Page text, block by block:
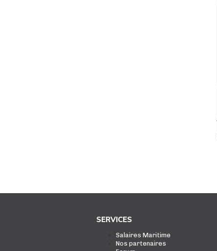
SERVICES
Salaires Maritime
Nos partenaires